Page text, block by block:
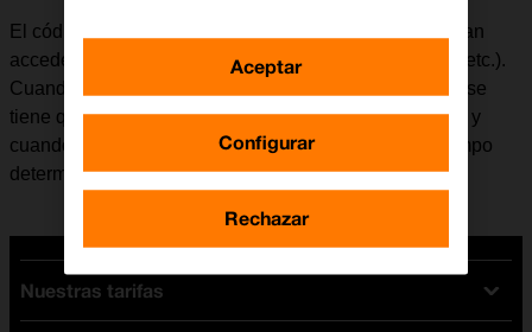
El código de seguridad evita que otras personas puedan
acceder al contenido del móvil (fotografías, mensajes, etc.).
Cuando el uso del código de seguridad está activado, se
tiene que introducir cada vez que se enciende el móvil y
cuando no ha sido utilizado durante un período de tiempo
determinado.
Nuestras tarifas
Configurar
Rechazar
Aceptar